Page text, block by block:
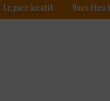
Le parc locatif Vous êtes